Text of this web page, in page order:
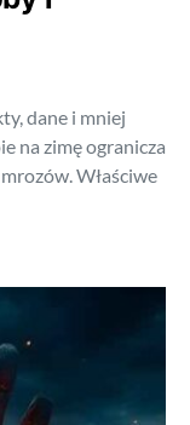
dane i mniej
na zimę ogranicza
Właściwe